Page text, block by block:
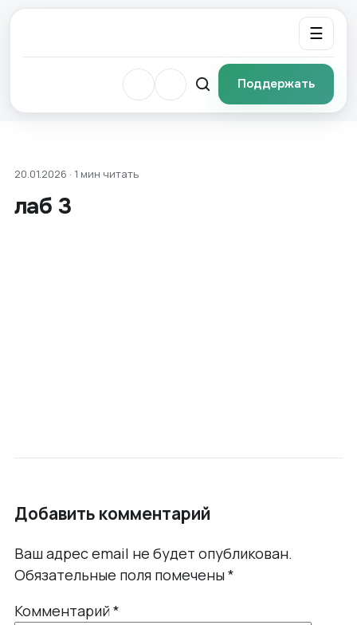
☰
Поддержать
20.01.2026 · 1 мин читать
лаб 3
Добавить комментарий
Ваш адрес email не будет опубликован.
Обязательные поля помечены*
Комментарий*